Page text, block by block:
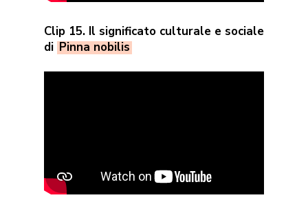
Clip 15. Il significato culturale e sociale
di Pinna nobilis